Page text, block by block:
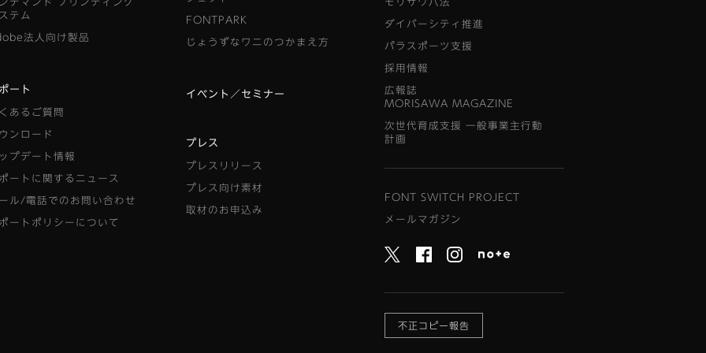
テム
法人向け製品
ート
あるご質問
ンロード
プデート情報
ートに関するニュース
ル/電話でのお問い合わせ
ートポリシーについて
FONTPARK
じょうずなワニのつかまえ方
イベント／セミナー
プレス
プレスリリース
プレス向け素材
取材のお申込み
ダイバーシティ推進
パラスポーツ支援
採用情報
広報誌
MORISAWA MAGAZINE
次世代育成支援 一般事業主行動
計画
FONT SWITCH PROJECT
メールマガジン
不正コピー報告